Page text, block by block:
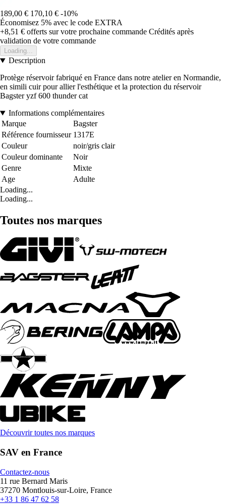
189,00 € 170,10 € -10%
Économisez 5% avec le code EXTRA
+8,51 € offerts sur votre prochaine commande Crédités après
validation de votre commande
Loading...
Description
Protège réservoir fabriqué en France dans notre atelier en Normandie,
en simili cuir pour allier l'esthétique et la protection du réservoir
Bagster yzf 600 thunder cat
Informations complémentaires
Marque
Bagster
Référence fournisseur 1317E
Couleur
noir/gris clair
Couleur dominante
Noir
Genre
Mixte
Age
Adulte
Loading...
Loading...
Toutes nos marques
Découvrir toutes nos marques
SAV en France
Contactez-nous
11 rue Bernard Maris
37270 Montlouis-sur-Loire, France
+33 1 86 47 62 58